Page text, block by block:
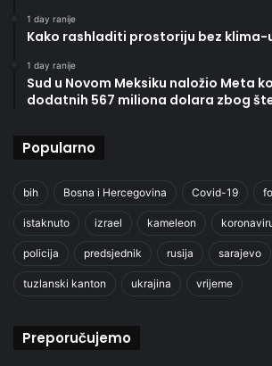
1 day ranije
Kako rashladiti prostoriju bez klima-
1 day ranije
Sud u Novom Meksiku naložio Meta
dodatnih 567 miliona dolara zbog
Popularno
bih Bosna i Hercegovina Covid-19
istaknuto izrael kameleon
policija predsjednik rusija sarajevo
tuzlanski kanton ukrajina vrijeme
Preporučujemo